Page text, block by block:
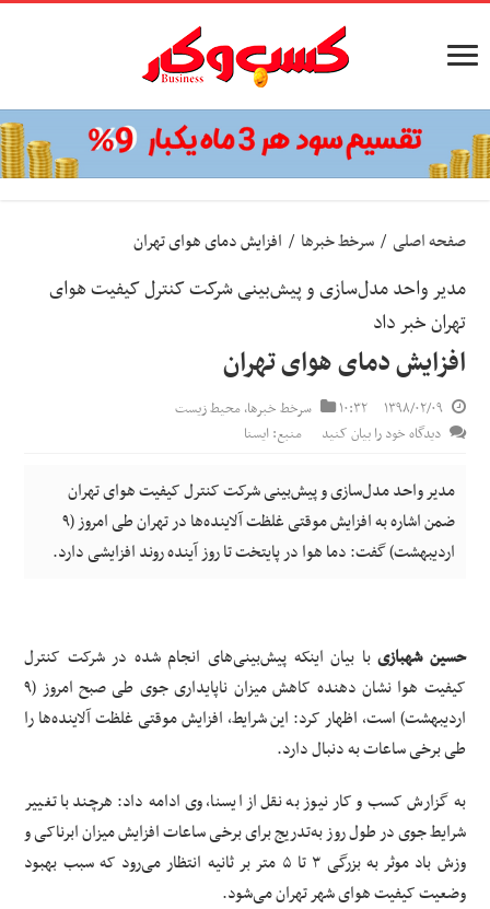
صفحه اصلی / سرخط خبرها / افزایش دمای هوای تهران
مدیر واحد مدل‌سازی و پیش‌بینی شرکت کنترل کیفیت هوای
تهران خبر داد
افزایش دمای هوای تهران
۱۳۹۸/۰۲/۰۹ ۱۰:۳۲ سرخط خبرها,محیط زیست
دیدگاه خود را بیان کنید
منبع: ایسنا
مدیر واحد مدل‌سازی و پیش‌بینی شرکت کنترل کیفیت هوای تهران
ضمن اشاره به افزایش موقتی غلظت آلاینده‌ها در تهران طی امروز (۹
اردیبهشت) گفت: دما هوا در پایتخت تا روز آینده روند افزایشی دارد.
حسین شهبازیبا بیان اینکه پیش‌بینی‌های انجام شده در شرکت کنترل
کیفیت هوا نشان دهنده کاهش میزان ناپایداری جوی طی صبح امروز (۹
اردیبهشت) است، اظهار کرد: این شرایط، افزایش موقتی غلظت آلاینده‌ها را
طی برخی ساعات به دنبال دارد.
به گزارش کسب و کار نیوز به نقل از ایسنا، وی ادامه داد: هرچند با تغییر
شرایط جوی در طول روز به‌تدریج برای برخی ساعات افزایش میزان ابرناکی و
وزش باد موثر به بزرگی ۳ تا ۵ متر بر ثانیه انتظار می‌رود که سبب بهبود
وضعیت کیفیت هوای شهر تهران می‌شود.